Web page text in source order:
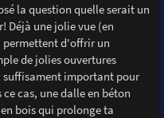
la question quelle serait un
Déjà une jolie vue (en
permettent d'offrir un
de jolies ouvertures
suffisament important pour
cas, une dalle en béton
bois qui prolonge ta